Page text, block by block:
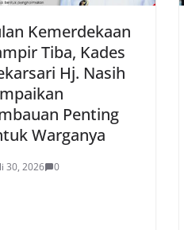
Kemerdekaan
Tiba, Kades
Hj. Nasih
Penting
Warganya
30, 2026 0